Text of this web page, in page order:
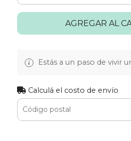
AGREGAR AL
Estás a un paso de vivir
Calculá el costo de envío